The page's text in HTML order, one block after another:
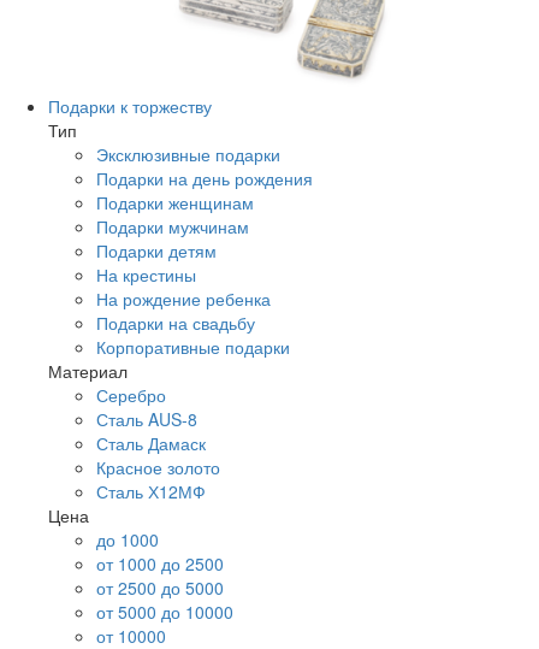
Подарки к торжеству
Тип
Эксклюзивные подарки
Подарки на день рождения
Подарки женщинам
Подарки мужчинам
Подарки детям
На крестины
На рождение ребенка
Подарки на свадьбу
Корпоративные подарки
Материал
Серебро
Сталь AUS-8
Сталь Дамаск
Красное золото
Сталь Х12МФ
Цена
до 1000
от 1000 до 2500
от 2500 до 5000
от 5000 до 10000
от 10000